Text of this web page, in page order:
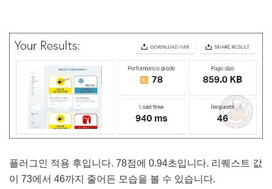
플러그인 적용 후입니다. 78점에 0.94초입니다. 리퀘스트 값
이 73에서 46까지 줄어든 모습을 볼 수 있습니다.